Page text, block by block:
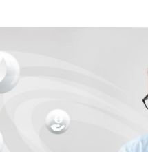
Você
Gestão financeira
condomínio** e